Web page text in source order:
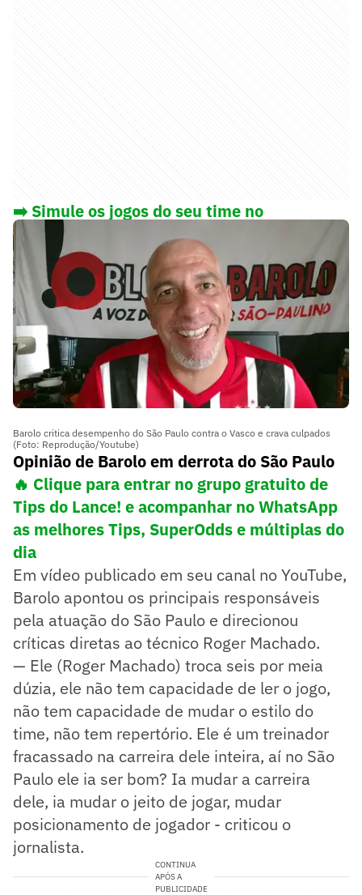
➡️ Simule os jogos do seu time no
Brasileirão!
Barolo critica desempenho do São Paulo contra o Vasco e crava culpados
(Foto: Reprodução/Youtube)
Opinião de Barolo em derrota do São Paulo
🔥 Clique para entrar no grupo gratuito de
Tips do Lance! e acompanhar no WhatsApp
as melhores Tips, SuperOdds e múltiplas do
dia
Em vídeo publicado em seu canal no YouTube,
Barolo apontou os principais responsáveis
pela atuação do São Paulo e direcionou
críticas diretas ao técnico Roger Machado.
— Ele (Roger Machado) troca seis por meia
dúzia, ele não tem capacidade de ler o jogo,
não tem capacidade de mudar o estilo do
time, não tem repertório. Ele é um treinador
fracassado na carreira dele inteira, aí no São
Paulo ele ia ser bom? Ia mudar a carreira
dele, ia mudar o jeito de jogar, mudar
posicionamento de jogador - criticou o
jornalista.
CONTINUA
APÓS A
PUBLICIDADE